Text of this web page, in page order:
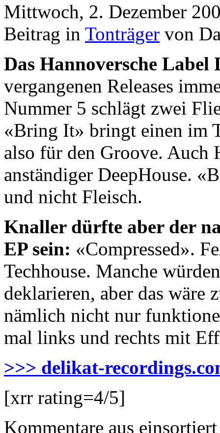
Mittwoch, 2. Dezember
Beitrag in Tonträger von
Das Hannoversche
vergangenen Releases
Nummer 5 schlägt zwei
«Bring It» bringt einen im
also für den Groove. Auch
anständiger DeepHouse.
und nicht Fleisch.
Knaller dürfte aber der
EP sein: «Compressed».
Techhouse. Manche
deklarieren, aber das wäre
nämlich nicht nur
mal links und rechts mit
>>> delikat-
[xrr rating=4/5]
Kommentare aus